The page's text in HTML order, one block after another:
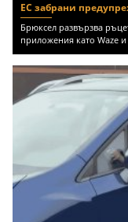
ЕС забрани
Брюксел развързва
приложения като Waze